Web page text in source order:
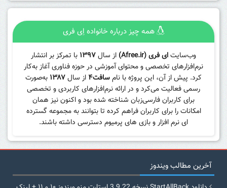
همه چیز درباره خانواده اِی فری
وب‌سایتای فری (Afree.ir) از سال۱۳۹۷ با تمرکز بر انتشار
نرم‌افزارهای تخصصی و محتوای آموزشی در حوزه فناوری آغاز به‌کار
کرد. پیش از آن، این پروژه با نامسافت۴ از سال۱۳۸۷ به‌صورت
رسمی فعالیت می‌کرد و در ارائه نرم‌افزارهای کاربردی و تخصصی
برای کاربران فارسی‌زبان شناخته شده بود و اکنون نیز همان
امکانات را برای کاربران فراهم کرده تا بتوانند به مجموعه گسترده
ای نرم افزار و بازی های پرمیوم دسترسی داشته باشند.
آخرین مطالب ویندوز